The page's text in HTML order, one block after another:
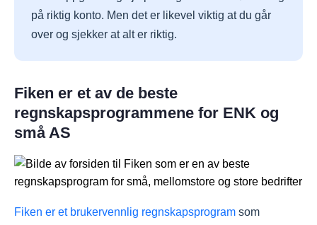
på riktig konto. Men det er likevel viktig at du går
over og sjekker at alt er riktig.
Fiken er et av de beste
regnskapsprogrammene for ENK og
små AS
Fiken er et brukervennlig regnskapsprogram som